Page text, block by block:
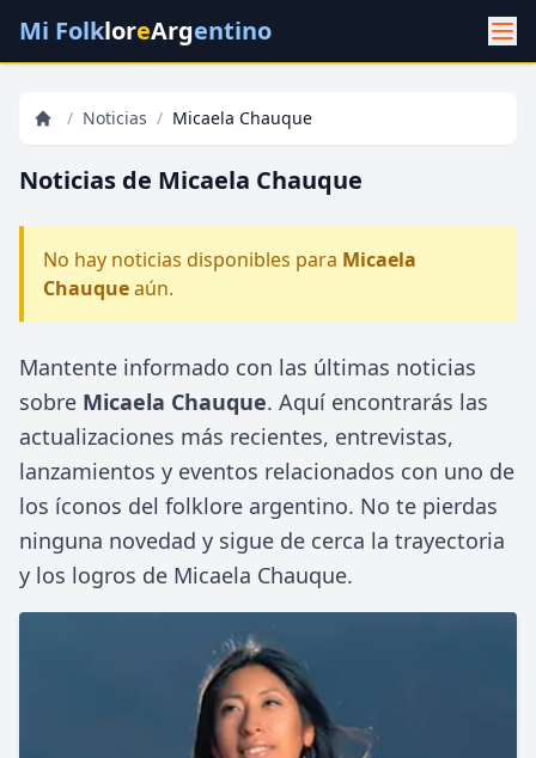
Mi FolkloreArgentino
/ Noticias / Micaela Chauque
Noticias de Micaela Chauque
No hay noticias disponibles para Micaela
Chauqueaún.
Mantente informado con las últimas noticias
sobre Micaela Chauque. Aquí encontrarás las
actualizaciones más recientes, entrevistas,
lanzamientos y eventos relacionados con uno de
los íconos del folklore argentino. No te pierdas
ninguna novedad y sigue de cerca la trayectoria
y los logros de Micaela Chauque.